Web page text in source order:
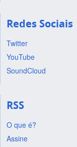
Redes Sociais
Twitter
YouTube
SoundCloud
RSS
O que é?
Assine